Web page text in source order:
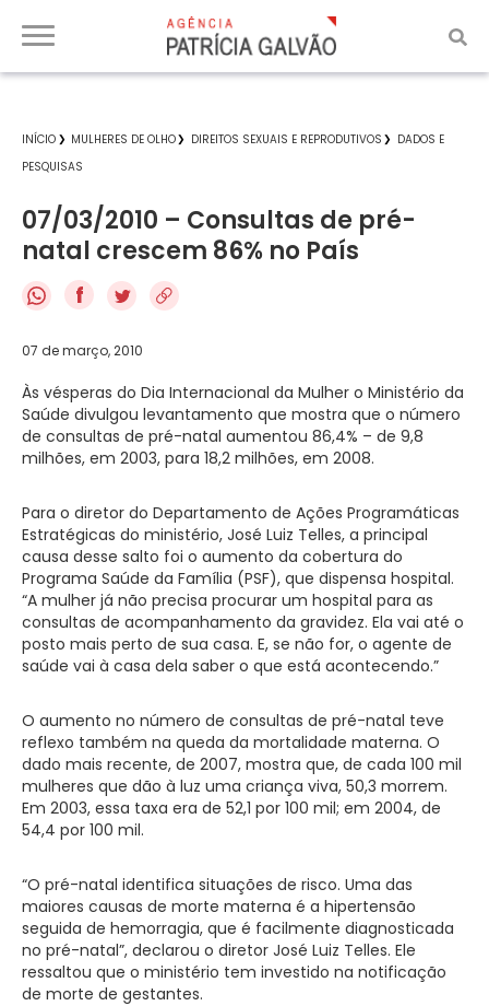
INÍCIO MULHERES DE OLHO DIREITOS SEXUAIS E REPRODUTIVOS
DADOS E
PESQUISAS
07/03/2010 – Consultas de pré-
natal crescem 86% no País
f
07 de março, 2010
Às vésperas do Dia Internacional da Mulher o Ministério da
Saúde divulgou levantamento que mostra que o número
de consultas de pré-natal aumentou 86,4% – de 9,8
milhões, em 2003, para 18,2 milhões, em 2008.
Para o diretor do Departamento de Ações Programáticas
Estratégicas do ministério, José Luiz Telles, a principal
causa desse salto foi o aumento da cobertura do
Programa Saúde da Família (PSF), que dispensa hospital.
“A mulher já não precisa procurar um hospital para as
consultas de acompanhamento da gravidez. Ela vai até o
posto mais perto de sua casa. E, se não for, o agente de
saúde vai à casa dela saber o que está acontecendo.”
O aumento no número de consultas de pré-natal teve
reflexo também na queda da mortalidade materna. O
dado mais recente, de 2007, mostra que, de cada 100 mil
mulheres que dão à luz uma criança viva, 50,3 morrem.
Em 2003, essa taxa era de 52,1 por 100 mil; em 2004, de
54,4 por 100 mil.
“O pré-natal identifica situações de risco. Uma das
maiores causas de morte materna é a hipertensão
seguida de hemorragia, que é facilmente diagnosticada
no pré-natal”, declarou o diretor José Luiz Telles. Ele
ressaltou que o ministério tem investido na notificação
de morte de gestantes.